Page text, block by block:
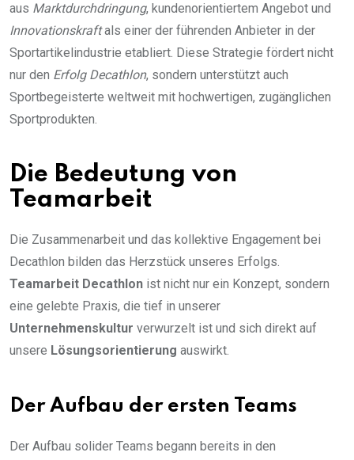
aus Marktdurchdringung, kundenorientiertem Angebot und
Innovationskraftals einer der führenden Anbieter in der
Sportartikelindustrie etabliert. Diese Strategie fördert nicht
nur den Erfolg Decathlon, sondern unterstützt auch
Sportbegeisterte weltweit mit hochwertigen, zugänglichen
Sportprodukten.
Die Bedeutung von
Teamarbeit
Die Zusammenarbeit und das kollektive Engagement bei
Decathlon bilden das Herzstück unseres Erfolgs.
Teamarbeit Decathlon ist nicht nur ein Konzept, sondern
eine gelebte Praxis, die tief in unserer
Unternehmenskultur verwurzelt ist und sich direkt auf
unsere Lösungsorientierung auswirkt.
Der Aufbau der ersten Teams
Der Aufbau solider Teams begann bereits in den